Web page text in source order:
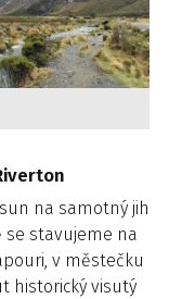
na samotný jih
se stavujeme na
v městečku
historický visutý